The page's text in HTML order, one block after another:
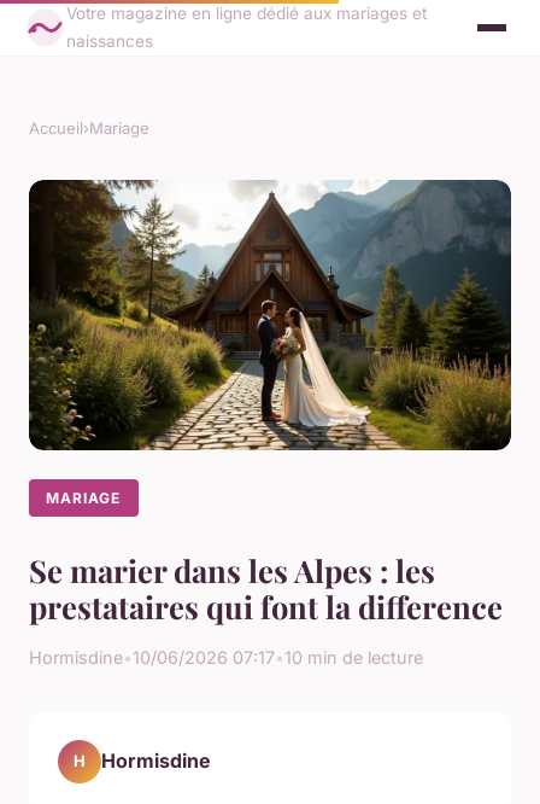
Votre magazine en ligne dédié aux mariages et
naissances
Accueil›Mariage
MARIAGE
Se marier dans les Alpes : les
prestataires qui font la difference
Hormisdine•10/06/2026 07:17•10 min de lecture
H Hormisdine